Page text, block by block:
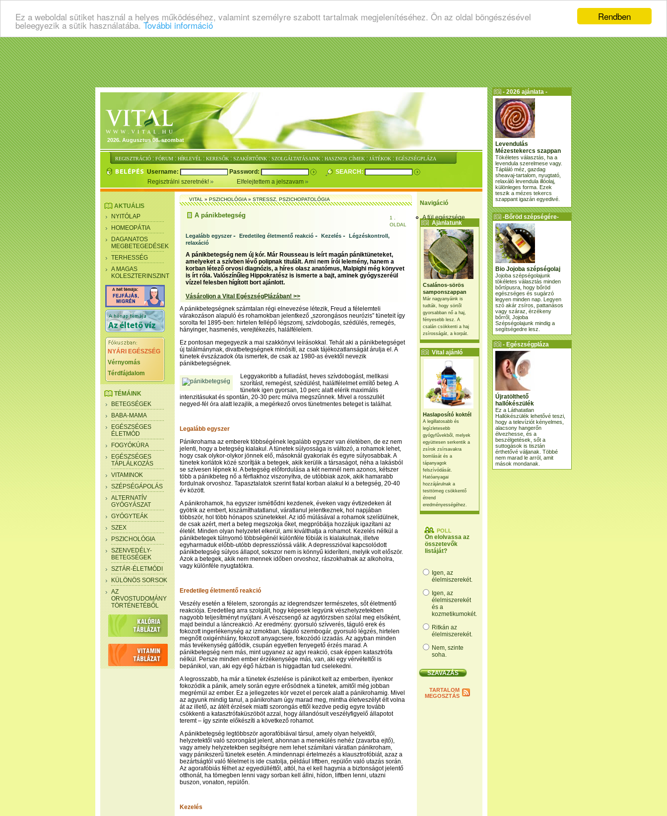
Rendben
Ez a weboldal sütiket használ a helyes működéséhez, valamint személyre szabott tartalmak megjelenítéséhez. Ön az oldal böngészésével
beleegyezik a sütik használatába. További információ
2026. Augusztus 08. szombat
REGISZTRÁCIÓ : FÓRUM : HÍRLEVÉL : KERESŐK : SZAKÉRTŐINK : SZOLGÁLTATÁSAINK : HASZNOS CÍMEK : JÁTÉKOK : EGÉSZSÉGPLÁZA
Username: Password:
SEARCH:
Regisztrálni szeretnék!
Elfelejtettem a jelszavam
Navigáció
A fül egészsége
Ajánlatunk
Csalános-sörös
samponszappan
Már nagyanyáink is
tudták, hogy sörtől
gyorsabban nő a haj,
fényesebb lesz. A
csalán csökkenti a haj
zsírosságát, a korpát.
Vital ajánló
Haslaposító koktél
A legillatosabb és
legízletesebb
gyógyfűvekből, melyek
együttesen serkentik a
zsírok zsírsavakra
bomlását és a
tápanyagok
felszívódását.
Hatóanyagai
hozzájárulnak a
testtömeg csökkentő
étrend
eredményességéhez.
POLL
Ön elolvassa az
összetevők
listáját?
Igen, az
élelmiszerekét.
Igen, az
élelmiszerekét
és a
kozmetikumokét.
Ritkán az
élelmiszerekét.
Nem, szinte
soha.
TARTALOM
MEGOSZTÁS
AKTUÁLIS
NYITÓLAP
HOMEOPÁTIA
DAGANATOS
MEGBETEGEDÉSEK
TERHESSÉG
A MAGAS
KOLESZTERINSZINT
NYÁRI EGÉSZSÉG
Vérnyomás
Térdfájdalom
TÉMÁINK
BETEGSÉGEK
BABA-MAMA
EGÉSZSÉGES
ÉLETMÓD
FOGYÓKÚRA
EGÉSZSÉGES
TÁPLÁLKOZÁS
VITAMINOK
SZÉPSÉGÁPOLÁS
ALTERNATÍV
GYÓGYÁSZAT
GYÓGYTEÁK
SZEX
PSZICHOLÓGIA
SZENVEDÉLY-
BETEGSÉGEK
SZTÁR-ÉLETMÓDI
KÜLÖNÖS SORSOK
AZ
ORVOSTUDOMÁNY
TÖRTÉNETÉBŐL
VITAL»PSZICHOLÓGIA»STRESSZ, PSZICHOPATOLÓGIA
A pánikbetegség
1 .
OLDAL
Legalább egyszer - Eredetileg életmentő reakció - Kezelés - Légzéskontroll,
relaxáció
A pánikbetegség nem új kór. Már Rousseau is leírt magán pániktüneteket,
amelyeket a szívben lévő polipnak titulált. Ami nem írói lelemény, hanem a
korban létező orvosi diagnózis, a híres olasz anatómus, Malpighi még könyvet
is írt róla. Valószínűleg Hippokratész is ismerte a bajt, aminek gyógyszeréül
vízzel felesben hígított bort ajánlott.
Vásároljon a Vital EgészségPlázában! >>
A pánikbetegségnek számtalan régi elnevezése létezik, Freud a félelemteli
várakozáson alapuló és rohamokban jelentkező „szorongásos neurózis” tüneteit így
sorolta fel 1895-ben: hirtelen fellépő légszomj, szívdobogás, szédülés, remegés,
hányinger, hasmenés, verejtékezés, halálfélelem.
Ez pontosan megegyezik a mai szakkönyvi leírásokkal. Tehát aki a pánikbetegséget
új találmánynak, divatbetegségnek minősíti, az csak tájékozatlanságát árulja el. A
tünetek évszázadok óta ismertek, de csak az 1980-as évektől nevezik
pánikbetegségnek.
Leggyakoribb a fulladást, heves szívdobogást, mellkasi
szorítást, remegést, szédülést, halálfélelmet említő beteg. A
tünetek igen gyorsan, 10 perc alatt elérik maximális
intenzitásukat és spontán, 20-30 perc múlva megszűnnek. Mivel a rosszullét
negyed-fél óra alatt lezajlik, a megérkező orvos tünetmentes beteget is találhat.
Legalább egyszer
Pánikrohama az emberek többségének legalább egyszer van életében, de ez nem
jelenti, hogy a betegség kialakul. A tünetek súlyossága is változó, a rohamok lehet,
hogy csak olykor-olykor jönnek elő, másoknál gyakoriak és egyre súlyosabbak. A
tünetek korlátok közé szorítják a betegek, akik kerülik a társaságot, néha a lakásból
se szívesen lépnek ki. A betegség előfordulása a két nemnél nem azonos, kétszer
több a pánikbeteg nő a férfiakhoz viszonyítva, de utóbbiak azok, akik hamarabb
fordulnak orvoshoz. Tapasztalatok szerint fiatal korban alakul ki a betegség, 20-40
év között.
A pánikrohamok, ha egyszer ismétlődni kezdenek, éveken vagy évtizedeken át
gyötrik az embert, kiszámíthatatlanul, váratlanul jelentkeznek, hol napjában
többször, hol több hónapos szünetekkel. Az idő múlásával a rohamok szelídülnek,
de csak azért, mert a beteg megszokja őket, megpróbálja hozzájuk igazítani az
életét. Minden olyan helyzetet elkerül, ami kiválthatja a rohamot. Kezelés nélkül a
pánikbetegek túlnyomó többségénél különféle fóbiák is kialakulnak, illetve
egyharmaduk előbb-utóbb depresszióssá válik. A depresszióval kapcsolódott
pánikbetegség súlyos állapot, sokszor nem is könnyű kideríteni, melyik volt először.
Azok a betegek, akik nem mennek időben orvoshoz, rászokhatnak az alkoholra,
vagy különféle nyugtatókra.
Eredetileg életmentő reakció
Veszély esetén a félelem, szorongás az idegrendszer természetes, sőt életmentő
reakciója. Eredetileg arra szolgált, hogy képesek legyünk vészhelyzetekben
nagyobb teljesítményt nyújtani. A vészcsengő az agytörzsben szólal meg elsőként,
majd beindul a láncreakció. Az eredmény: gyorsuló szívverés, táguló erek és
fokozott ingerlékenység az izmokban, táguló szembogár, gyorsuló légzés, hirtelen
megnőtt oxigénhiány, fokozott anyagcsere, fokozódó izzadás. Az agyban minden
más tevékenység gátlódik, csupán egyetlen fenyegető érzés marad. A
pánikbetegség nem más, mint ugyanez az agyi reakció, csak éppen katasztrófa
nélkül. Persze minden ember érzékenysége más, van, aki egy vérvételtől is
bepánikol, van, aki egy égő házban is higgadtan tud cselekedni.
A legrosszabb, ha már a tünetek észlelése is pánikot kelt az emberben, ilyenkor
fokozódik a pánik, amely során egyre erősödnek a tünetek, amitől még jobban
megrémül az ember. Ez a jellegzetes kör vezet el percek alatt a pánikrohamig. Mivel
az agyunk mindig tanul, a pánikroham úgy marad meg, mintha életveszélyt élt volna
át az illető, az átélt érzések miatti szorongás ettől kezdve pedig egyre tovább
csökkenti a katasztrófaküszöböt azzal, hogy állandósult veszélyfigyelő állapotot
teremt – így szinte előkészíti a következő rohamot.
A pánikbetegség legtöbbször agorafóbiával társul, amely olyan helyektől,
helyzetektől való szorongást jelent, ahonnan a menekülés nehéz (zavarba ejtő),
vagy amely helyzetekben segítségre nem lehet számítani váratlan pánikroham,
vagy pánikszerű tünetek esetén. A mindennapi értelmezés a klausztrofóbiát, azaz a
bezártságtól való félelmet is ide csatolja, például liftben, repülőn való utazás során.
Az agorafóbiás félhet az egyedülléttől, attól, ha el kell hagynia a biztonságot jelentő
otthonát, ha tömegben lenni vagy sorban kell állni, hídon, liftben lenni, utazni
buszon, vonaton, repülőn.
Kezelés
- 2026 ajánlata -
Levendulás
Mézestekercs szappan
Tökéletes választás, ha a
levendula szerelmese vagy.
Tápláló méz, gazdag
sheavaj-tartalom, nyugtató,
relaxáló levendula illóolaj,
különleges forma. Ezek
teszik a mézes tekercs
szappant igazán egyedivé.
-Bőröd szépségére-
Bio Jojoba szépségolaj
Jojoba szépségolajunk
tökéletes választás minden
bőrtípusra, hogy bőröd
egészséges és sugárzó
legyen minden nap. Legyen
szó akár zsíros, pattanásos
vagy száraz, érzékeny
bőrről, Jojoba
Szépségolajunk mindig a
segítségedre lesz.
- Egészségpláza
ajánlatunk -
Újratölthető
hallókészülék
Ez a Láthatatlan
Hallókészülék lehetővé teszi,
hogy a televíziót kényelmes,
alacsony hangerőn
élvezhesse, és a
beszélgetések, sőt a
suttogások is tisztán
érthetővé váljanak. Többé
nem marad le arról, amit
mások mondanak.